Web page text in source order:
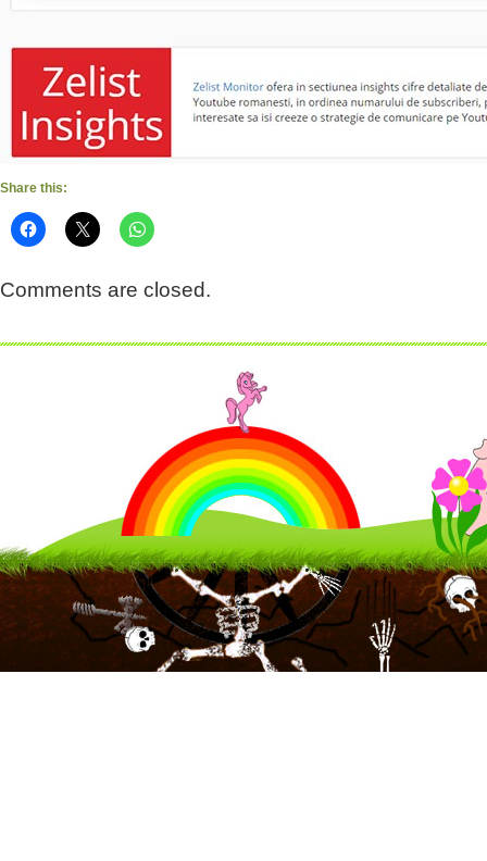
Share this:
Comments are closed.